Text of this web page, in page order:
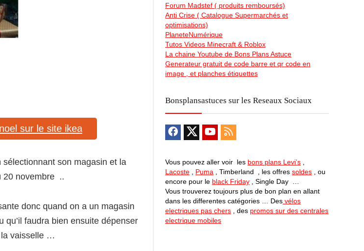
sur le site ikea
son magasin et la
20 novembre ..
donc quand on a un magasin
qu’il faudra bien ensuite dépenser
la vaisselle …
Forum Madstef ( produits remboursés)
Anti Crise ( Catalogue Supermarchés et
optimisations)
PlaneteNumérique
Tutos Videos Minecraft & Roblox
La chaine Youtube de Bons Plans Astuce
Generateur gratuit de code barre et qr code en
image , et planches étiquettes
Bonsplansastuces sur les Reseaux Sociaux
Vous pouvez aller voir les bons plans Levi’s
Lacoste
Puma , Timberland , les offres soldes , ou
encore pour le black Friday , Single Day …
Vous trouverez toujours plus de bon plan en allant
dans les differentes catégories … Des vélos
electriques pas chers , des promos sur des centrales
electrique mobiles